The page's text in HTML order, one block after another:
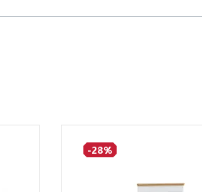
-28%